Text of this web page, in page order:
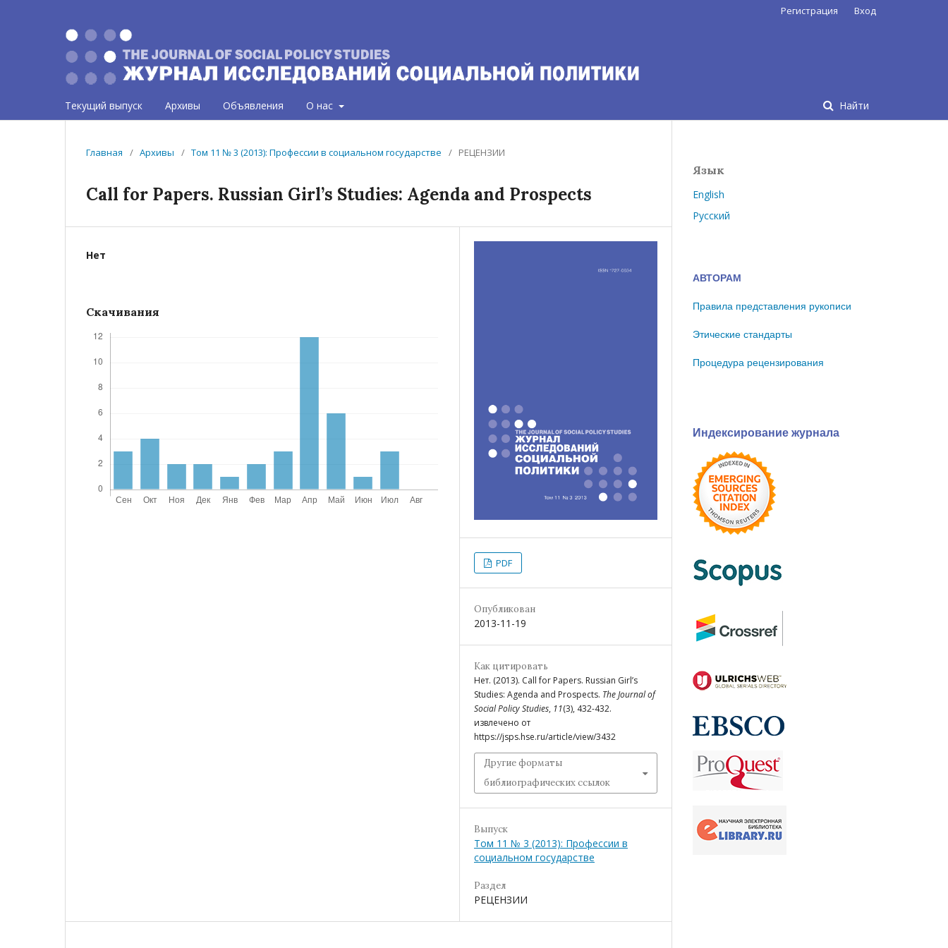
Текущий выпуск Архивы Объявления О нас Найти
Регистрация Вход
Главная / Архивы / Том 11 № 3 (2013): Профессии в социальном государстве / РЕЦЕНЗИИ
Call for Papers. Russian Girl’s Studies: Agenda and Prospects
Нет
Скачивания
PDF
Опубликован
2013-11-19
Как цитировать
Нет. (2013). Call for Papers. Russian Girl’s
Studies: Agenda and Prospects. The Journal of
Social Policy Studies, 11(3), 432-432.
извлечено от
https://jsps.hse.ru/article/view/3432
Другие форматы
библиографических ссылок
Выпуск
Том 11 № 3 (2013): Профессии в
социальном государстве
Раздел
РЕЦЕНЗИИ
Язык
English
Русский
АВТОРАМ
Правила представления рукописи
Этические стандарты
Процедура рецензирования
Индексирование журнала